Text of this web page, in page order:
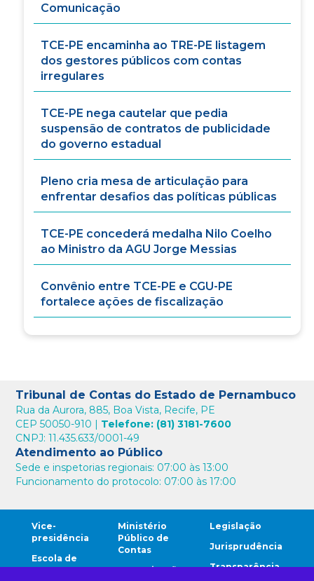
Comunicação
TCE-PE encaminha ao TRE-PE listagem
dos gestores públicos com contas
irregulares
TCE-PE nega cautelar que pedia
suspensão de contratos de publicidade
do governo estadual
Pleno cria mesa de articulação para
enfrentar desafios das políticas públicas
TCE-PE concederá medalha Nilo Coelho
ao Ministro da AGU Jorge Messias
Convênio entre TCE-PE e CGU-PE
fortalece ações de fiscalização
Tribunal de Contas do Estado de Pernambuco
Rua da Aurora, 885, Boa Vista, Recife, PE
CEP 50050-910 | Telefone: (81) 3181-7600
CNPJ: 11.435.633/0001-49
Atendimento ao Público
Sede e inspetorias regionais: 07:00 às 13:00
Funcionamento do protocolo: 07:00 às 17:00
Vice-
presidência
Escola de
Contas
Ministério
Público de
Contas
Comunicação
Legislação
Jurisprudência
Transparência